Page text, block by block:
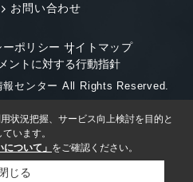
お問い合わせ
ポリシー サイトマップ
ントに対する行動指針
センター All Rights Reserved.
状況把握、サービス向上検討を目的と
います。
ついて」 をご確認ください。
閉じる